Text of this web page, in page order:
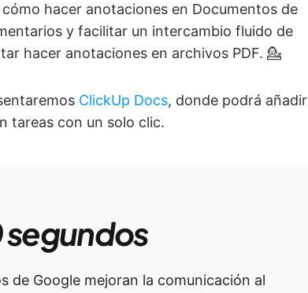
hacer anotaciones en Documentos de
y facilitar un intercambio fluido de
hacer anotaciones en archivos PDF. 💁
ClickUp Docs, donde podrá añadir
tareas con un solo clic.
segundos
de Google mejoran la comunicación al